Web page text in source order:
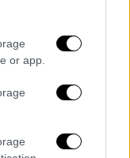
or app.
της
τους για να
πρωθυπουργό
την